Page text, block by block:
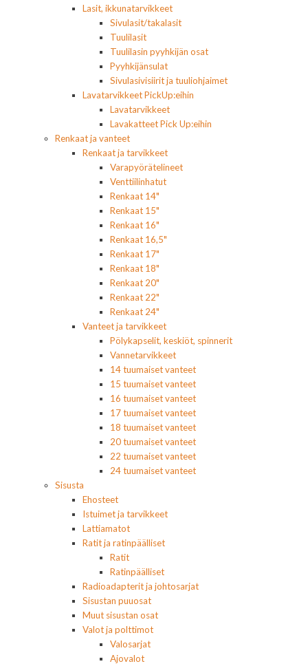
Lasit, ikkunatarvikkeet
Sivulasit/takalasit
Tuulilasit
Tuulilasin pyyhkijän osat
Pyyhkijänsulat
Sivulasivisiirit ja tuuliohjaimet
Lavatarvikkeet PickUp:eihin
Lavatarvikkeet
Lavakatteet Pick Up:eihin
Renkaat ja vanteet
Renkaat ja tarvikkeet
Varapyörätelineet
Venttiilinhatut
Renkaat 14"
Renkaat 15"
Renkaat 16"
Renkaat 16,5"
Renkaat 17"
Renkaat 18"
Renkaat 20"
Renkaat 22"
Renkaat 24"
Vanteet ja tarvikkeet
Pölykapselit, keskiöt, spinnerit
Vannetarvikkeet
14 tuumaiset vanteet
15 tuumaiset vanteet
16 tuumaiset vanteet
17 tuumaiset vanteet
18 tuumaiset vanteet
20 tuumaiset vanteet
22 tuumaiset vanteet
24 tuumaiset vanteet
Sisusta
Ehosteet
Istuimet ja tarvikkeet
Lattiamatot
Ratit ja ratinpäälliset
Ratit
Ratinpäälliset
Radioadapterit ja johtosarjat
Sisustan puuosat
Muut sisustan osat
Valot ja polttimot
Valosarjat
Ajovalot